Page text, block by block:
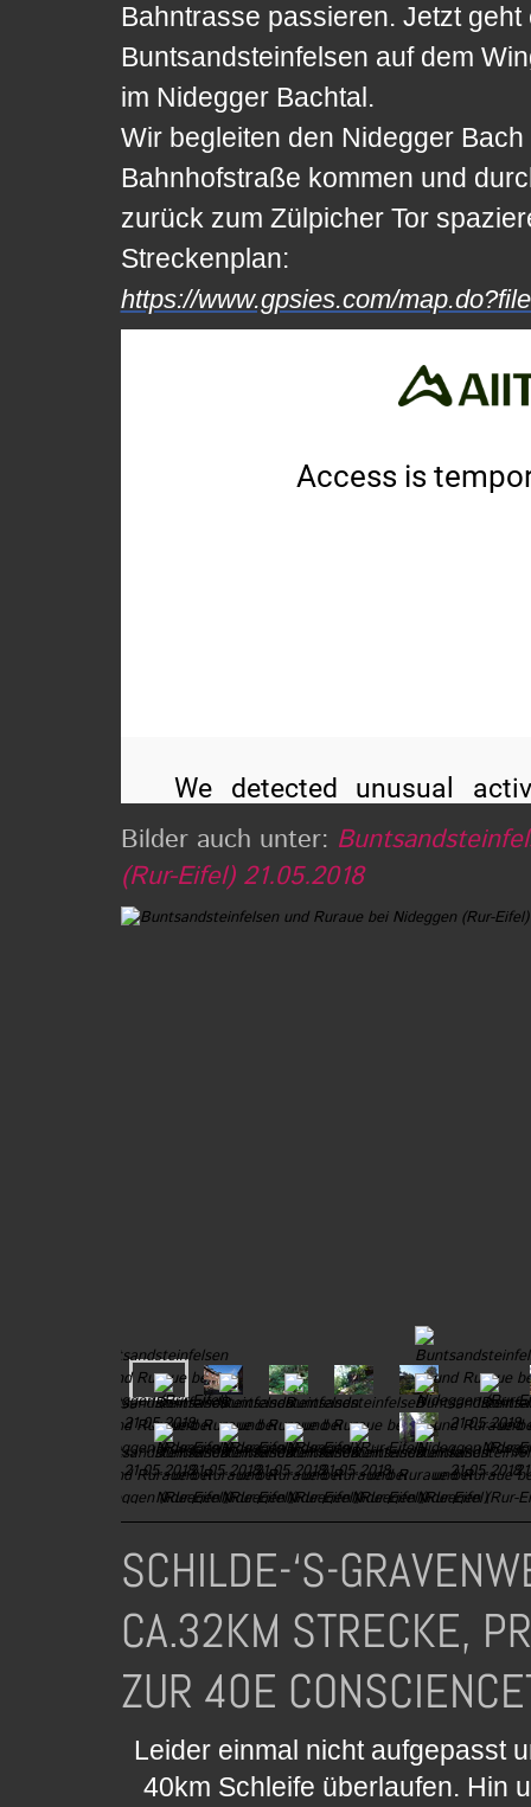
Bahntrasse passieren. Jetzt
Buntsandsteinfelsen auf dem
im Nidegger Bachtal.
Wir begleiten den Nidegger
Bahnhofstraße kommen und
zurück zum Zülpicher Tor
Streckenplan:
https://www.gpsies.com/
Bilder auch unter:
(Rur-Eifel) 21.05.2018
SCHILDE-‘S-
CA.32KM STRECKE,
ZUR 40E
Leider einmal nicht aufgepasst
40km Schleife überlaufen. Hin